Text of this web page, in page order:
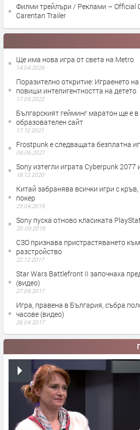
Филми трейлъри / Реклами – Official
Carentan Trailer
Ще има нова игра от света на Metro
14.04.2026
Поразително откритие: Играенето
повиши интелигентността на детето
17.05.2022
Българският гейминг маратон ще е
образователен сайт
17.12.2021
Frostpunk е следващата безплатна
06.06.2021
Sony изтегли играта Cyberpunk 2077
18.12.2020
Китай забранява всички игри с
покер
23.04.2019
Sony пуска отново класиката
20.09.2018
СЗО признава пристрастяването
разстройство
22.12.2017
Star Wars Battlefront II започнаха
(видео)
27.09.2017
Игра, правена в България, събра
часове (видео)
26.04.2017